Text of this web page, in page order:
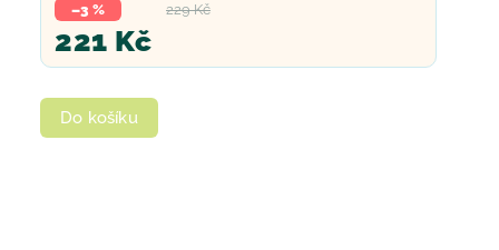
229 Kč
–3 %
221 Kč
Do košíku